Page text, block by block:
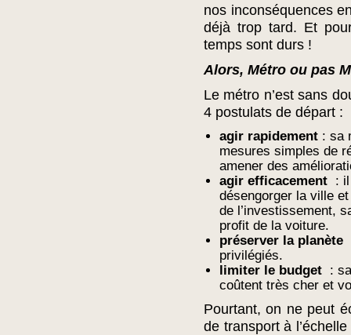
nos inconséquences
déjà trop tard. Et
temps sont durs !
Alors, Métro ou pas
Le métro n’est sans
4 postulats de départ :
agir rapidement : sa
mesures simples de
amener des
agir efficacement :
désengorger la ville
de l’investissement,
profit de la voiture.
préserver la planète
privilégiés.
limiter le budget :
coûtent très cher et
Pourtant, on ne peut
de transport à